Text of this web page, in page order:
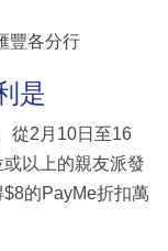
豐各分行
是
從2月10日至16
以上的親友派發
的PayMe折扣萬